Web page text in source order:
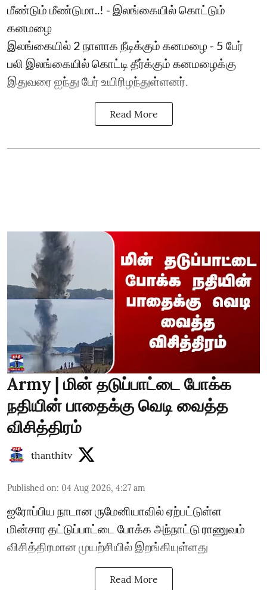
மீண்டும் மீண்டுமா..! - இலங்கையில் கொட்டும்
கனமழை
இலங்கையில் 2 நாளாக நீடிக்கும் கனமழை - 5 பேர்
பலி ​இலங்கையில் கொட்டி தீர்க்கும் கனமழைக்கு
இதுவரை ஐந்து பேர் உயிரிழந்துள்ளனர்.
Read More
Army | மின் தடுப்பாட்டை போக்க
நதியின் பாதைக்கு வெடி வைத்த
விசித்திரம்
thanthitv
Published on: 04 Aug 2026, 4:27 am
ஐரோப்பிய நாடான ருமேனியாவில் ஏற்பட்டுள்ள
மின்சார தட்டுப்பாட்டை போக்க அந்நாட்டு ராணுவம்
விசித்திரமான முயற்சியில் இறங்கியுள்ளது
Read More